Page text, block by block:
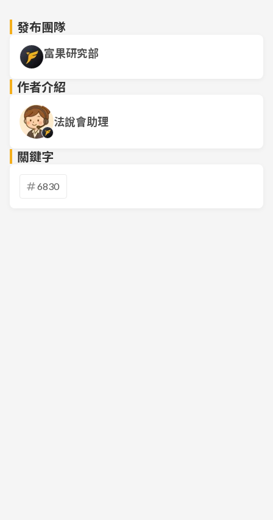
發布團隊
富果研究部
作者介紹
法說會助理
關鍵字
6830